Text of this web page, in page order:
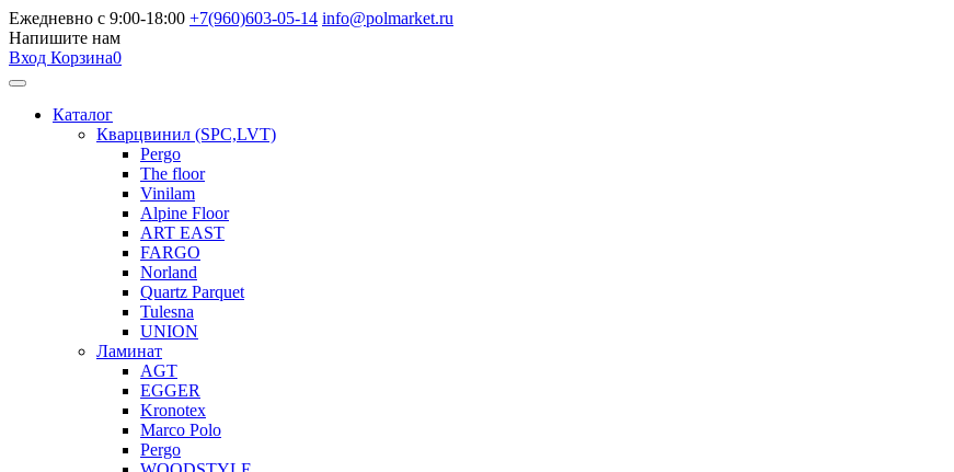
Ежедневно с 9:00-18:00 +7(960)603-05-14 info@polmarket.ru
Напишите нам
Вход Корзина0
Каталог
Кварцвинил (SPC,LVT)
Pergo
The floor
Vinilam
Alpine Floor
ART EAST
FARGO
Norland
Quartz Parquet
Tulesna
UNION
Ламинат
AGT
EGGER
Kronotex
Marco Polo
Pergo